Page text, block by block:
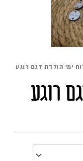
ימי הולדת דגם רוגע
רוגע